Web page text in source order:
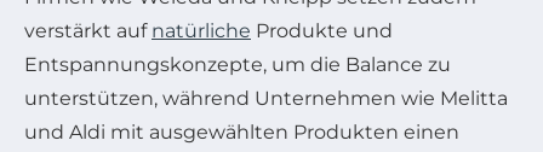
verstärkt auf natürliche Produkte und
Entspannungskonzepte, um die Balance zu
unterstützen, während Unternehmen wie Melitta
und Aldi mit ausgewählten Produkten einen